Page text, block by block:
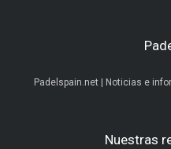
Padelspain.net | Noticias e
Nuestras